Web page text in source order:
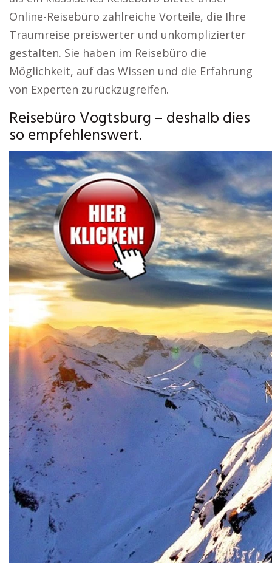
Online-Reisebüro zahlreiche Vorteile, die Ihre
Traumreise preiswerter und unkomplizierter
gestalten. Sie haben im Reisebüro die
Möglichkeit, auf das Wissen und die Erfahrung
von Experten zurückzugreifen.
Reisebüro Vogtsburg – deshalb dies
so empfehlenswert.